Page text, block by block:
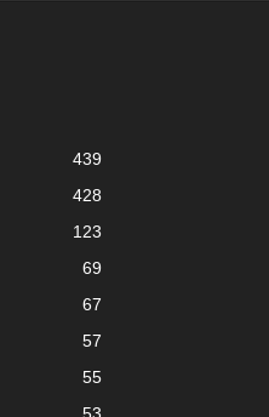
439
428
123
69
67
57
55
53